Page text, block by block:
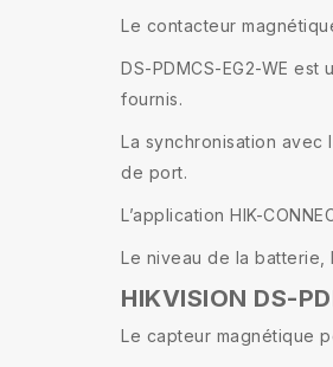
Le contacteur
DS-PDMCS-EG2-WE
fournis.
La synchronisation
de port.
L’application HIK-
Le niveau de la
HIKVISION DS-
Le capteur magnétique